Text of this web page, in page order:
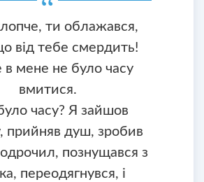
ти облажався,
від тебе смердить!
мене не було часу
вмитися.
часу? Я зайшов
прийняв душ, зробив
познущався з
переодягнувся, і